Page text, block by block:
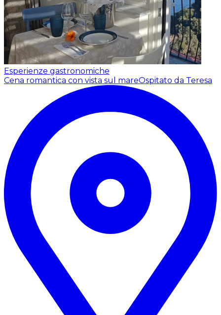
Esperienze gastronomiche
Cena romantica con vista sul mareOspitato da Teresa